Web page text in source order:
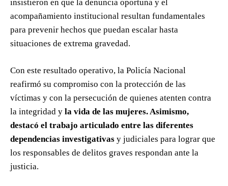
insistieron en que la denuncia oportuna y el
acompañamiento institucional resultan fundamentales
para prevenir hechos que puedan escalar hasta
situaciones de extrema gravedad.
Con este resultado operativo, la Policía Nacional
reafirmó su compromiso con la protección de las
víctimas y con la persecución de quienes atenten contra
la integridad y la vida de las mujeres. Asimismo,
destacó el trabajo articulado entre las diferentes
dependencias investigativas y judiciales para lograr que
los responsables de delitos graves respondan ante la
justicia.